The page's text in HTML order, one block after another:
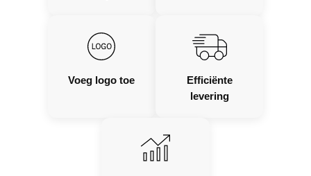
Voeg logo toe
Efficiënte
levering